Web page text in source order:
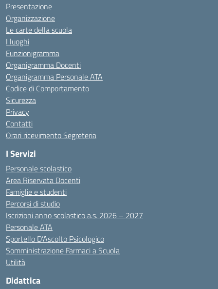
Presentazione
Organizzazione
Le carte della scuola
I luoghi
Funzionigramma
Organigramma Docenti
Organigramma Personale ATA
Codice di Comportamento
Sicurezza
Privacy
Contatti
Orari ricevimento Segreteria
I Servizi
Personale scolastico
Area Riservata Docenti
Famiglie e studenti
Percorsi di studio
Iscrizioni anno scolastico a.s. 2026 – 2027
Personale ATA
Sportello D’Ascolto Psicologico
Somministrazione Farmaci a Scuola
Utilità
Didattica